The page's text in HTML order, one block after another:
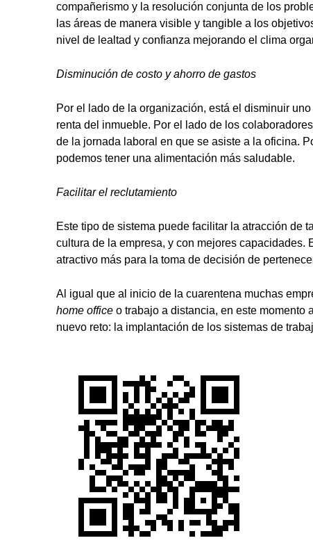
compañerismo y la resolución conjunta de los
las áreas de manera visible y tangible a los
nivel de lealtad y confianza mejorando el clima
Disminución de costo y ahorro de gastos
Por el lado de la organización, está el disminuir
renta del inmueble. Por el lado de los
de la jornada laboral en que se asiste a la oficina.
podemos tener una alimentación más saludable.
Facilitar el reclutamiento
Este tipo de sistema puede facilitar la atracción de
cultura de la empresa, y con mejores capacidades.
atractivo más para la toma de decisión de
Al igual que al inicio de la cuarentena muchas
home office o trabajo a distancia, en este momento
nuevo reto: la implantación de los sistemas de